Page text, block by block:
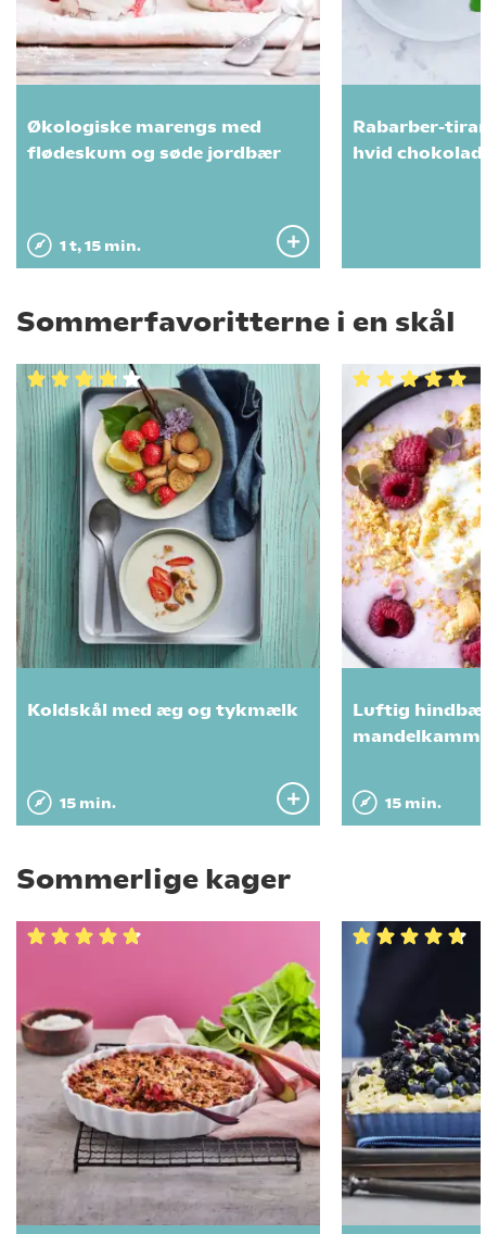
Økologiske marengs med
flødeskum og søde jordbær
1 t, 15 min.
Rabarber-
hvid
Sommerfavoritterne i en skål
Koldskål med æg og tykmælk
15 min.
Luftig
15 min.
Sommerlige kager